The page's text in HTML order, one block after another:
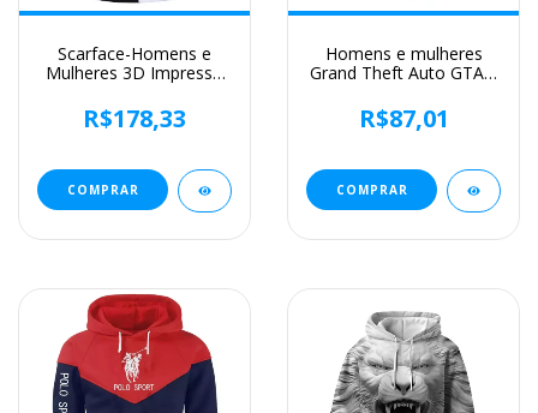
Scarface-Homens e
Mulheres 3D Impresso
Moletom Moda,
Harajuku Streetwear,
dimensões, Pullover,
Tony Montana, Novo
R$178,33
COMPRAR
Homens e mulheres
Grand Theft Auto GTA 6
grandes dimensões,
crianças Pullovers,
moletons, jogo, novo
R$87,01
COMPRAR